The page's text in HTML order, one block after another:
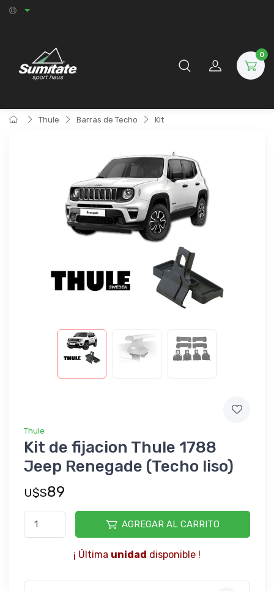
0
Thule Barras de Techo Kit
Thule
Kit de fijacion Thule 1788
Jeep Renegade (Techo liso)
U$S89
AGREGAR AL CARRITO
¡ Última unidad disponible !